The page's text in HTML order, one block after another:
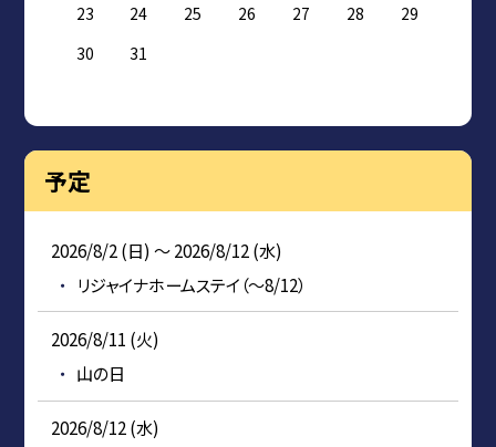
23
24 25 26 27 28
29
30
31
予定
2026/8/2 (日) ～ 2026/8/12 (水)
リジャイナホームステイ（～8/12）
2026/8/11 (火)
山の日
2026/8/12 (水)